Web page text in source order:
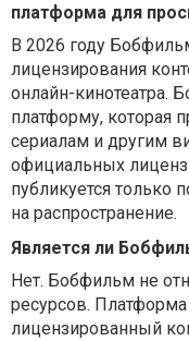
платформа для
В 2026 году
лицензирования
онлайн-кинотеатра.
платформу, которая
сериалам и другим
официальных
публикуется только
на распространение.
Является ли
Нет. Бобфильм не
ресурсов.
лицензированный